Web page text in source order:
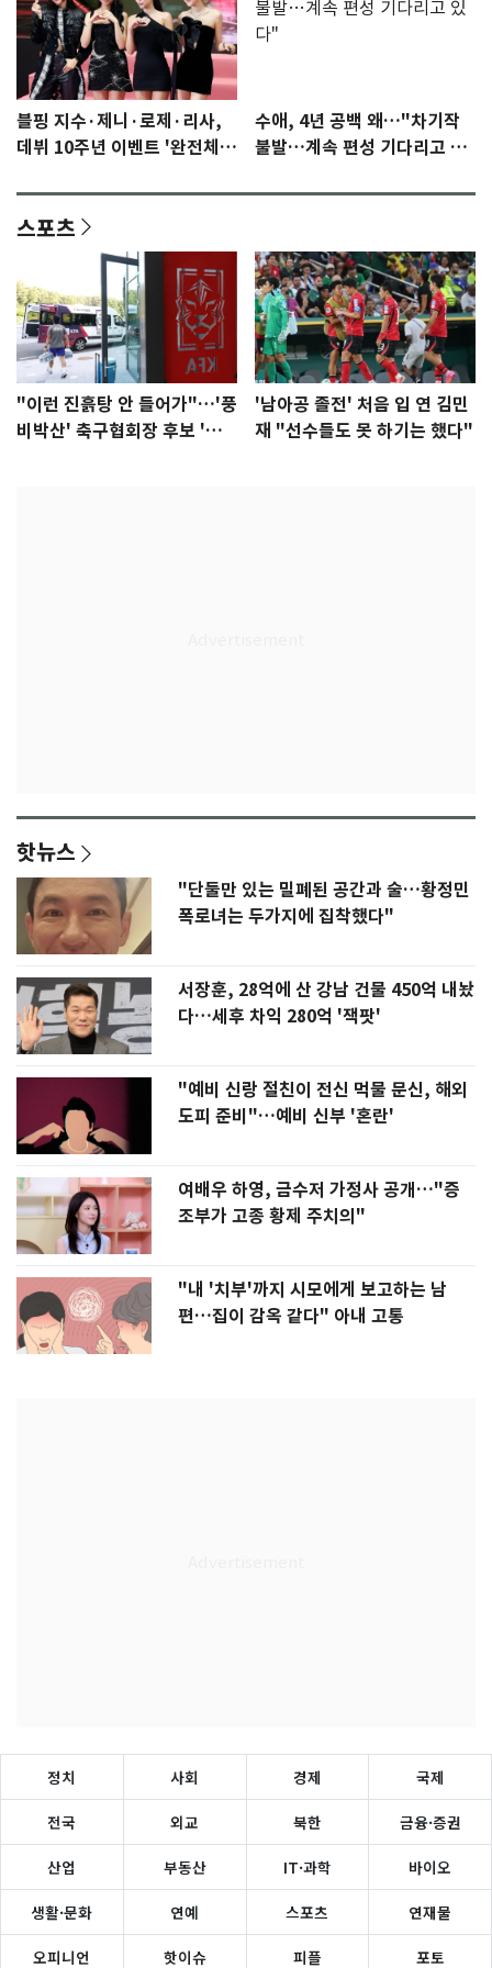
블핑 지수·제니·로제·리사,
데뷔 10주년 이벤트 '완전체'
수애, 4년 공백 왜…"차기작
불발…계속 편성 기다리고 있
스포츠
"이런 진흙탕 안 들어가"…'풍
비박산' 축구협회장 후보 '실
'남아공 졸전' 처음 입 연 김민
재 "선수들도 못 하기는 했다"
핫뉴스
"단둘만 있는 밀폐된 공간과 술…황정민
폭로녀는 두가지에 집착했다"
서장훈, 28억에 산 강남 건물 450억 내놨
다…세후 차익 280억 '잭팟'
"예비 신랑 절친이 전신 먹물 문신, 해외
도피 준비"…예비 신부 '혼란'
여배우 하영, 금수저 가정사 공개…"증
조부가 고종 황제 주치의"
"내 '치부'까지 시모에게 보고하는 남
편…집이 감옥 같다" 아내 고통
정치 사회 경제 국제
전국 외교 북한 금융·증권
산업 부동산 IT·과학 바이오
생활·문화 연예 스포츠 연재물
오피니언 핫이슈 피플 포토